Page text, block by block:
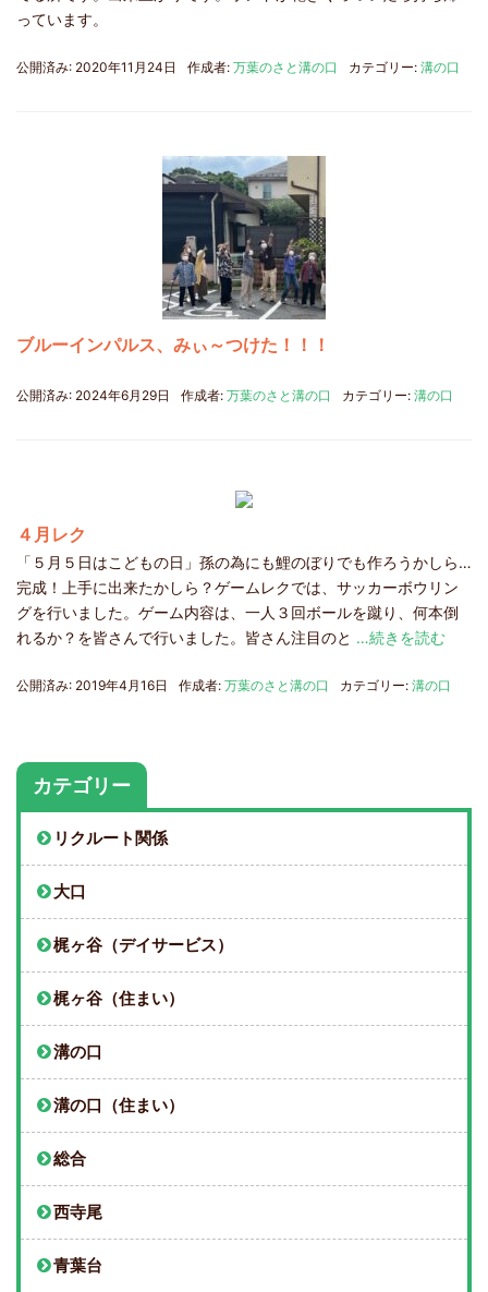
っています。
公開済み: 2020年11月24日 作成者: 万葉のさと溝の口 カテゴリー: 溝の口
ブルーインパルス、みぃ～つけた！！！
公開済み: 2024年6月29日 作成者: 万葉のさと溝の口 カテゴリー: 溝の口
４月レク
「５月５日はこどもの日」孫の為にも鯉のぼりでも作ろうかしら…
完成！上手に出来たかしら？ゲームレクでは、サッカーボウリン
グを行いました。ゲーム内容は、一人３回ボールを蹴り、何本倒
れるか？を皆さんで行いました。皆さん注目のと …続きを読む
公開済み: 2019年4月16日 作成者: 万葉のさと溝の口 カテゴリー: 溝の口
カテゴリー
リクルート関係
大口
梶ヶ谷（デイサービス）
梶ヶ谷（住まい）
溝の口
溝の口（住まい）
総合
西寺尾
青葉台